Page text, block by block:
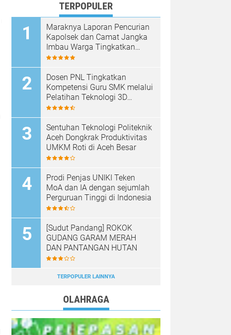
TERPOPULER
Maraknya Laporan Pencurian
Kapolsek dan Camat Jangka
Imbau Warga Tingkatkan
Kewaspadaan
Dosen PNL Tingkatkan
Kompetensi Guru SMK melalui
Pelatihan Teknologi 3D
Printing
Sentuhan Teknologi Politeknik
Aceh Dongkrak Produktivitas
UMKM Roti di Aceh Besar
Prodi Penjas UNIKI Teken
MoA dan IA dengan sejumlah
Perguruan Tinggi di Indonesia
[Sudut Pandang] ROKOK
GUDANG GARAM MERAH
DAN PANTANGAN HUTAN
TERPOPULER LAINNYA
OLAHRAGA